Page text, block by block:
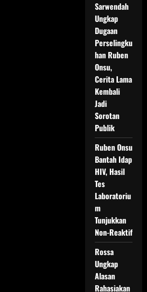
Sarwendah
Ungkap
Dugaan
Perselingku
han Ruben
Onsu,
Cerita Lama
Kembali
Jadi
Sorotan
Publik
Ruben Onsu
Bantah Idap
HIV, Hasil
Tes
Laboratoriu
m
Tunjukkan
Non-Reaktif
Rossa
Ungkap
Alasan
Rahasiakan